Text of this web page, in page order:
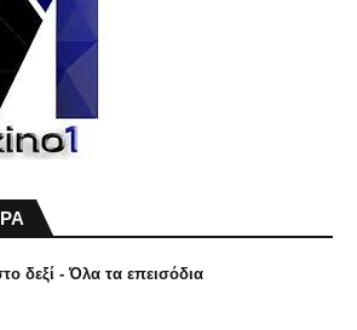
δεξί - Όλα τα επεισόδια